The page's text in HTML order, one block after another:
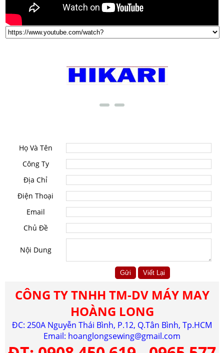
Họ Và Tên
Công Ty
Địa Chỉ
Điện Thoại
Email
Chủ Đề
Nội Dung
CÔNG TY TNHH TM-DV MÁY MAY
HOÀNG LONG
ĐC: 250A Nguyễn Thái Bình, P.12, Q.Tân Bình, Tp.HCM
Email: hoanglongsewing@gmail.com